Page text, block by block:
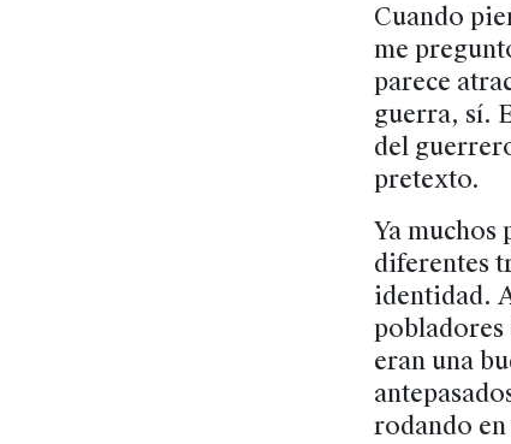
Cuando
me
parece
guerra, sí.
del
pretexto.
Ya muchos
diferentes
identidad.
pobladores
eran una
rodando